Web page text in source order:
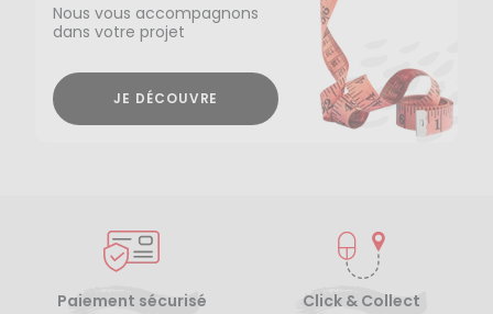
Nous vous accompagnons
dans votre projet
JE DÉCOUVRE
Paiement sécurisé
Click & Collect